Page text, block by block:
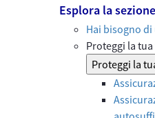
Esplora la sezione
Hai bisogno
Proteggi la
Proteggi la